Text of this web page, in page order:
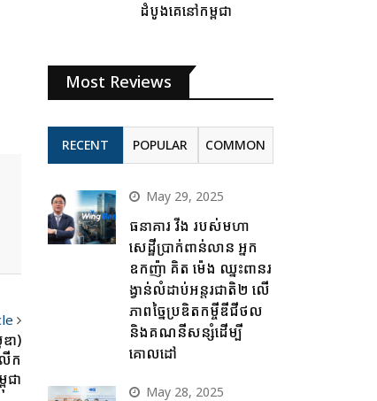
ា)
ើក
ជា
ដំបូងគេនៅកម្ពុជា
Most Reviews
RECENT POPULAR COMMON
May 29, 2025
ធនាគារ វីង របស់មហា
សេដ្ឋីប្រាក់ពាន់លាន អ្នក
ឧកញ៉ា គិត ម៉េង ឈ្នះពានរ
ង្វាន់លំដាប់អន្តរជាតិ២ លើ
ភាពច្នៃប្រឌិតកម្ចីឌីជីថល
និងគណនីសន្សំដើម្បី
គោលដៅ
May 28, 2025